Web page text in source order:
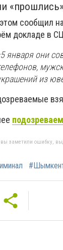
сообщил
докладе в
января они
из
заметили ошибку,